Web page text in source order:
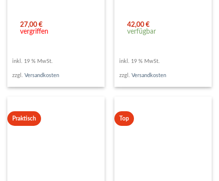
27,00€
vergriffen
inkl. 19 % MwSt.
zzgl. Versandkosten
42,00€
verfügbar
inkl. 19 % MwSt.
zzgl. Versandkosten
Praktisch Top